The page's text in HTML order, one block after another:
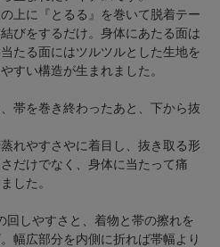
上に『とるる』を巻いて脱着テー
びをするだけ。身体にあたる面は
たる面にはツルツルとした生地を
すい構造が生まれました。
帯を巻き終わったあと、下から抜
れやすさやに着目し、抜き取る形
だけでなく、身体に当たって痛
した。
回しやすさと、着物と帯の擦れを
幅広部分を内側に折れば帯幅より